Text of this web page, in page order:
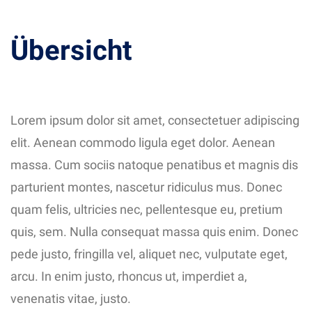
Übersicht
Lorem ipsum dolor sit amet, consectetuer adipiscing
elit. Aenean commodo ligula eget dolor. Aenean
massa. Cum sociis natoque penatibus et magnis dis
parturient montes, nascetur ridiculus mus. Donec
quam felis, ultricies nec, pellentesque eu, pretium
quis, sem. Nulla consequat massa quis enim. Donec
pede justo, fringilla vel, aliquet nec, vulputate eget,
arcu. In enim justo, rhoncus ut, imperdiet a,
venenatis vitae, justo.